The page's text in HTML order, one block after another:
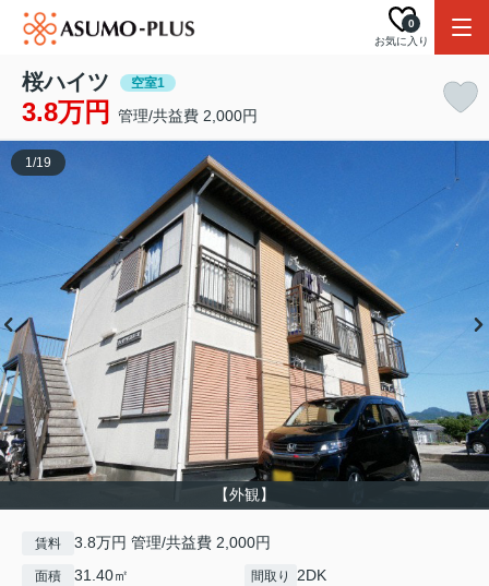
お気に入り
0
桜ハイツ 空室1
3.8万円 管理/共益費 2,000円
【外観】
1/19
賃料 3.8万円 管理/共益費 2,000円
面積 31.40㎡ 間取り 2DK